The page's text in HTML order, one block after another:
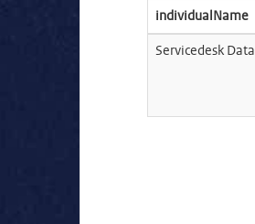
individualName
Servicedesk Data